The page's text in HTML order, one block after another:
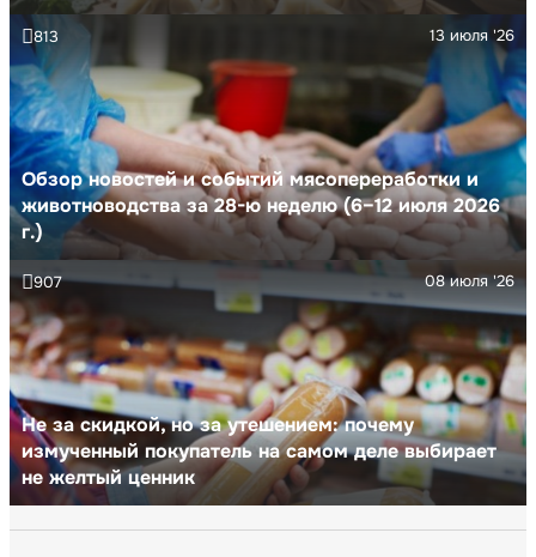
Обзор новостей и событий мясопереработки и
животноводства за 28-ю неделю (6–12 июля 2026
г.)
13 июля '26
813
Не за скидкой, но за утешением: почему
измученный покупатель на самом деле выбирает
не желтый ценник
08 июля '26
907